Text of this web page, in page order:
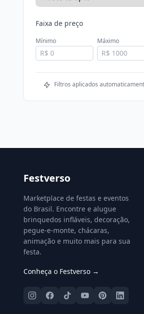
Faixa de preço
Mínimo Máximo
Filtros aplicados
Festverso
Marketplace de festas e eventos
do Brasil. Encontre e alugue
brinquedos infláveis, decoração,
pegue-e-monte, chácaras,
animação e muito mais para sua
festa.
Conheça o Festverso →